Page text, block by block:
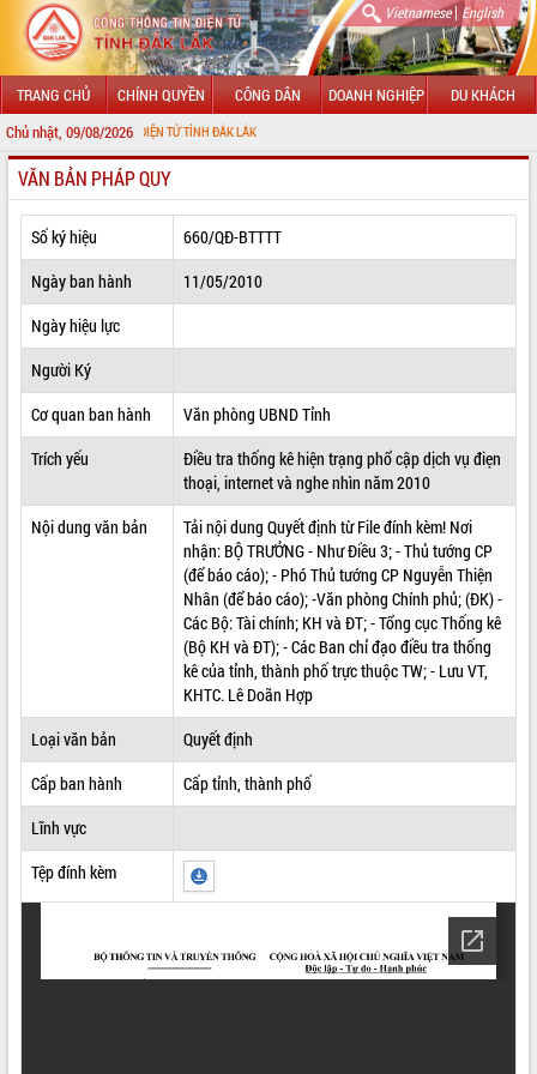
Vietnamese| English
TRANG CHỦ CHÍNH QUYỀN CÔNG DÂN DOANH NGHIỆP DU KHÁCH
Chủ nhật, 09/08/2026
TIN ĐIỆN TỬ TỈNH ĐẮK LẮK
GIỚI THIỆU
LÃNH ĐẠO UBND TỈNH
TIN TỨC SỰ KIỆN
SỞ, BAN, NGÀNH
UBND CÁC XÃ, PHƯỜNG
THÔNG TIN CHỈ ĐẠO ĐIỀU HÀNH
HỆ THỐNG VĂN BẢN
VĂN BẢN HĐND TỈNH
VĂN BẢN PHÁP QUY
Số ký hiệu
660/QĐ-BTTTT
Ngày ban hành
11/05/2010
Ngày hiệu lực
Người Ký
Cơ quan ban hành
Văn phòng UBND Tỉnh
Trích yếu
Điều tra thống kê hiện trạng phổ cập dịch vụ điẹn
thoại, internet và nghe nhìn năm 2010
Nội dung văn bản
Tải nội dung Quyết định từ File đính kèm! Nơi
nhận: BỘ TRƯỞNG - Như Điều 3; - Thủ tướng CP
(để báo cáo); - Phó Thủ tướng CP Nguyễn Thiện
Nhân (để báo cáo); -Văn phòng Chính phủ; (ĐK) -
Các Bộ: Tài chính; KH và ĐT; - Tổng cục Thống kê
(Bộ KH và ĐT); - Các Ban chỉ đạo điều tra thống
kê của tỉnh, thành phố trực thuộc TW; - Lưu VT,
KHTC. Lê Doãn Hợp
Loại văn bản
Quyết định
Cấp ban hành
Cấp tỉnh, thành phố
Lĩnh vực
Tệp đính kèm